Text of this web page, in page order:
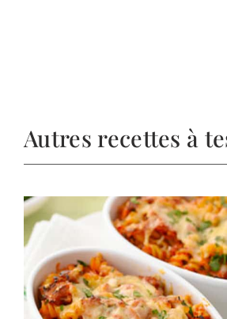
Autres recettes à